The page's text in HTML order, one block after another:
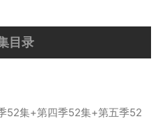
目录
52集+第四季52集+第五季52